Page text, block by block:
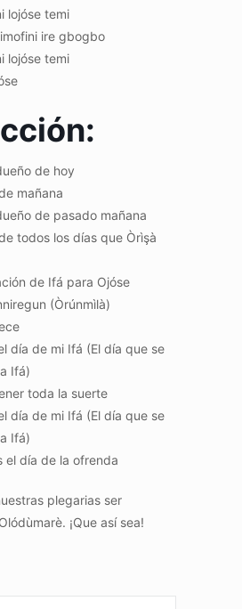
lojóse temi
ire gbogbo
lojóse temi
de hoy
mañana
de pasado mañana
todos los días que Òrìşà
de Ifá para Ojóse
(Òrúnmìlà)
día de mi Ifá (El día que se
Ifá)
toda la suerte
día de mi Ifá (El día que se
Ifá)
el día de la ofrenda
plegarias ser
¡Que así sea!